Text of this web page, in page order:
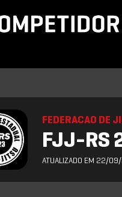
FEDERACAO DE
FJJ-RS
ATUALIZADO EM 22/